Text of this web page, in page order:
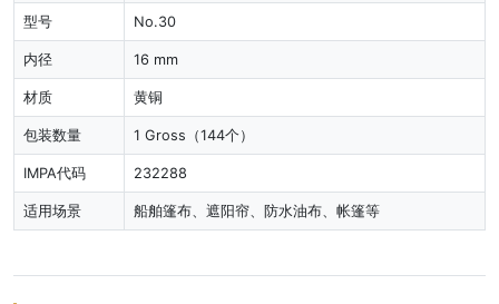
型号 No.30
内径 16 mm
材质 黄铜
包装数量 1 Gross（144个）
IMPA代码 232288
适用场景 船舶篷布、遮阳帘、防水油布、帐篷等